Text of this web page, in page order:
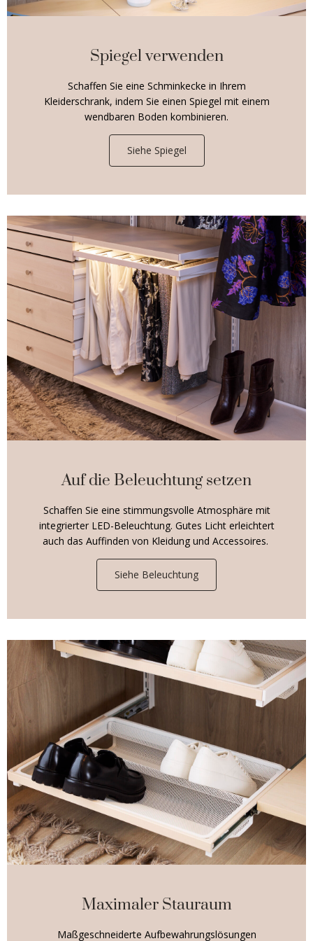
Spiegel verwenden
Schaffen Sie eine Schminkecke in Ihrem
Kleiderschrank, indem Sie einen Spiegel mit einem
wendbaren Boden kombinieren.
Siehe Spiegel
Auf die Beleuchtung setzen
Schaffen Sie eine stimmungsvolle Atmosphäre mit
integrierter LED-Beleuchtung. Gutes Licht erleichtert
auch das Auffinden von Kleidung und Accessoires.
Siehe Beleuchtung
Maximaler Stauraum
Maßgeschneiderte Aufbewahrungslösungen